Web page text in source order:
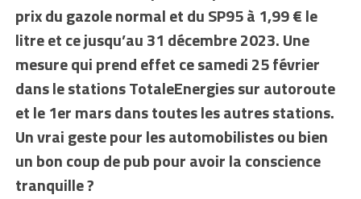
prix du gazole normal et du SP95 à 1,99 € le
litre et ce jusqu’au 31 décembre 2023. Une
mesure qui prend effet ce samedi 25 février
dans le stations TotaleEnergies sur autoroute
et le 1er mars dans toutes les autres stations.
Un vrai geste pour les automobilistes ou bien
un bon coup de pub pour avoir la conscience
tranquille ?